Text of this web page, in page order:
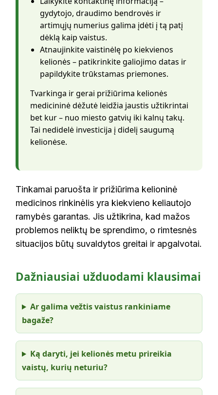
gydytojo, draudimo bendrovės ir
artimųjų numerius galima įdėti į tą patį
dėklą kaip vaistus.
Atnaujinkite vaistinėlę po kiekvienos
kelionės – patikrinkite galiojimo datas ir
papildykite trūkstamas priemones.
Tvarkinga ir gerai prižiūrima kelionės
medicininė dėžutė leidžia jaustis užtikrintai
bet kur – nuo miesto gatvių iki kalnų takų.
Tai nedidelė investicija į didelį saugumą
kelionėse.
Tinkamai paruošta ir prižiūrima kelioninė
medicinos rinkinėlis yra kiekvieno keliautojo
ramybės garantas. Jis užtikrina, kad mažos
problemos neliktų be sprendimo, o rimtesnės
situacijos būtų suvaldytos greitai ir apgalvotai.
Dažniausiai užduodami klausimai
Ar galima vežtis vaistus rankiniame
bagaže?
Ką daryti, jei kelionės metu prireikia
vaistų, kurių neturiu?